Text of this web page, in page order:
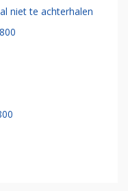
niet te achterhalen